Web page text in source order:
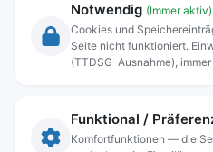
Bettina
Zweite
Notwendig (Immer aktiv)
Cookies und
Seite nicht funktioniert.
(TTDSG-Ausnahme),
Funktional /
Komfortfunktionen — die